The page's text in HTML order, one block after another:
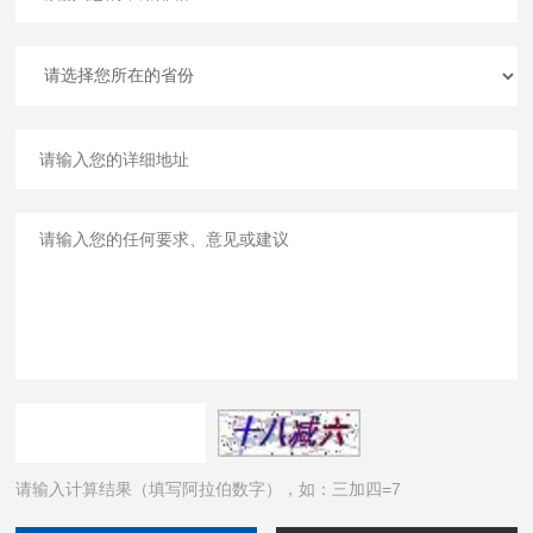
请输入计算结果（填写阿拉伯数字），如：三加四=7